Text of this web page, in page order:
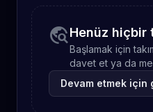
travel_exploreHenüz hiçbir
Başlamak için
davet et ya da
Devam etmek için